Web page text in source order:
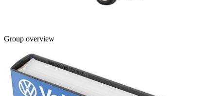
Group overview